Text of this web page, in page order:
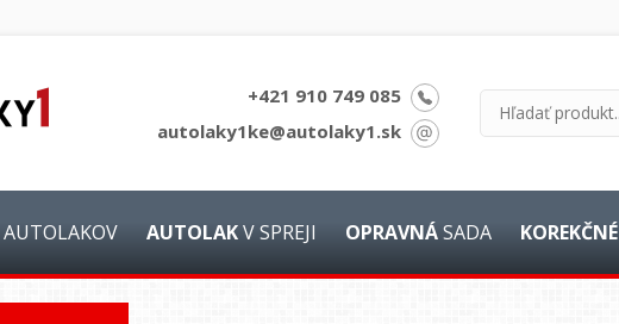
+421 910 749 085
autolaky1ke@autolaky1.sk
AUTOLAKOV AUTOLAKV SPREJI OPRAVNÁSADA KOREKČNÉ